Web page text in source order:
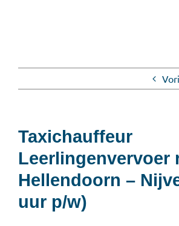
Taxichauffeur
Leerlingenvervoer
Hellendoorn –
uur p/w)